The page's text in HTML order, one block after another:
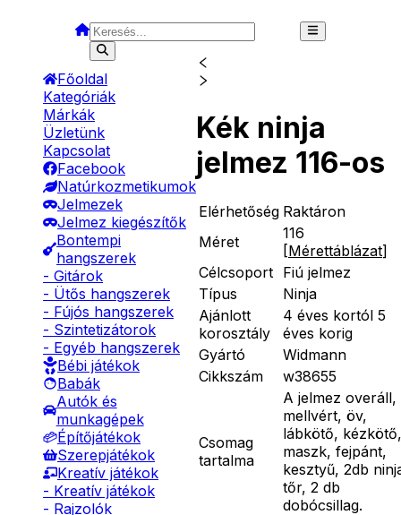
Főoldal
Kategóriák
Márkák
Üzletünk
Kapcsolat
Facebook
Natúrkozmetikumok
Jelmezek
Jelmez kiegészítők
Bontempi
hangszerek
- Gitárok
- Ütős hangszerek
- Fújós hangszerek
- Szintetizátorok
- Egyéb hangszerek
Bébi játékok
Babák
Autók és
munkagépek
Építőjátékok
Szerepjátékok
Kreatív játékok
- Kreatív játékok
- Rajzolók
Kék ninja
jelmez 116-os
Elérhetőség Raktáron
Méret
116
[Mérettáblázat]
Célcsoport Fiú jelmez
Típus
Ninja
Ajánlott
korosztály
4 éves kortól 5
éves korig
Gyártó
Widmann
Cikkszám
w38655
Csomag
tartalma
A jelmez overáll,
mellvért, öv,
lábkötő, kézkötő,
maszk, fejpánt,
kesztyű, 2db
tőr, 2 db
dobócsillag.